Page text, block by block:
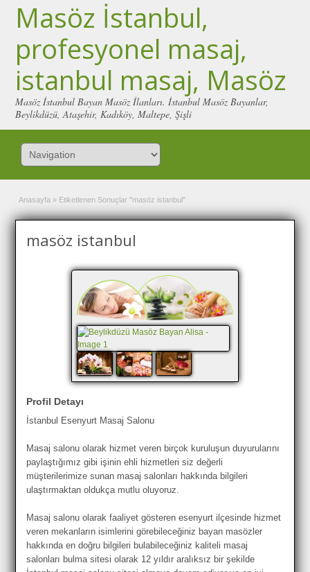
Masöz İstanbul,
profesyonel masaj,
istanbul masaj, Masöz
Masöz İstanbul Bayan Masöz İlanları. İstanbul Masöz Bayanlar,
Beylikdüzü, Ataşehir, Kadıköy, Maltepe, Şişli
Anasayfa » Etiketlenen Sonuçlar "masöz istanbul"
masöz istanbul
Profil Detayı
İstanbul Esenyurt Masaj Salonu
Masaj salonu olarak hizmet veren birçok kuruluşun duyurularını
paylaştığımız gibi işinin ehli hizmetleri siz değerli
müşterilerimize sunan masaj salonları hakkında bilgileri
ulaştırmaktan oldukça mutlu oluyoruz.
Masaj salonu olarak faaliyet gösteren esenyurt ilçesinde hizmet
veren mekanların isimlerini görebileceğiniz bayan masözler
hakkında en doğru bilgileri bulabileceğiniz kaliteli masaj
salonları bulma sitesi olarak 12 yıldır aralıksız bir şekilde